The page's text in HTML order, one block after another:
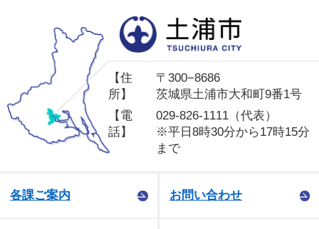
【住
所】
〒300−8686
茨城県土浦市大和町9番1号
【電
話】
029-826-1111（代表）
※平日8時30分から17時15分
まで
各課ご案内 お問い合わせ